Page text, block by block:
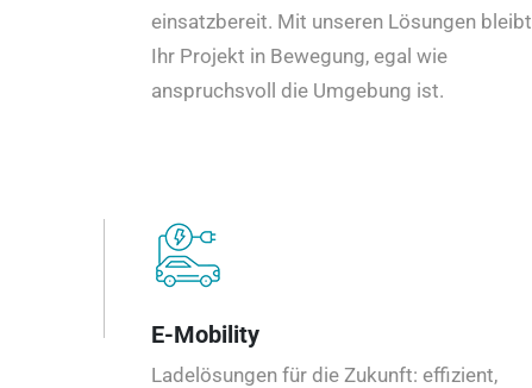
einsatzbereit. Mit unseren Lösungen bleibt
Ihr Projekt in Bewegung, egal wie
anspruchsvoll die Umgebung ist.
E-Mobility
Ladelösungen für die Zukunft: effizient,